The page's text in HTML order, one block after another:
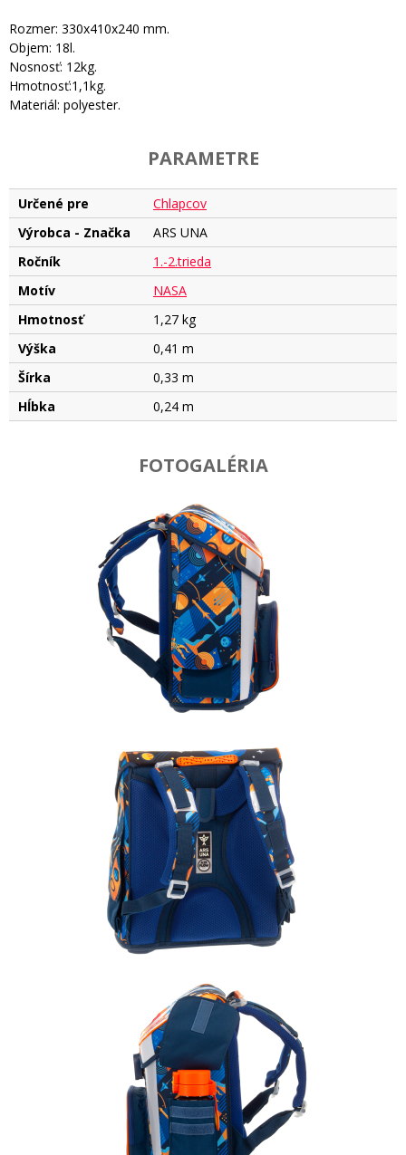
Rozmer: 330x410x240 mm.
Objem: 18l.
Nosnosť: 12kg.
Hmotnosť:1,1kg.
Materiál: polyester.
PARAMETRE
Určené pre
Chlapcov
Výrobca - Značka
ARS UNA
Ročník
1.-2.trieda
Motív
NASA
Hmotnosť
1,27 kg
Výška
0,41 m
Šírka
0,33 m
Hĺbka
0,24 m
FOTOGALÉRIA